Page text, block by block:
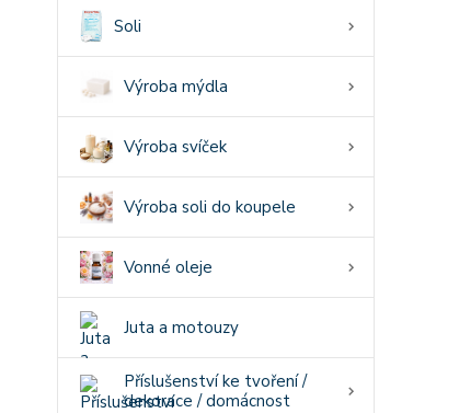
Soli
Výroba mýdla
Výroba svíček
Výroba soli do koupele
Vonné oleje
Juta a motouzy
Příslušenství ke tvoření /
dekorace / domácnost